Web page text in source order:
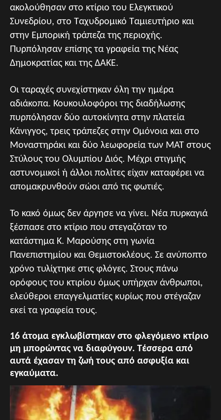
ακολούθησαν στο κτίριο του Ελεγκτικού
Συνεδρίου, στο Ταχυδρομικό Ταμιευτήριο και
στην Εμπορική τράπεζα της περιοχής.
Πυρπόλησαν επίσης τα γραφεία της Νέας
Δημοκρατίας και της ΔΑΚΕ.
Οι ταραχές συνεχίστηκαν όλη την ημέρα
αδιάκοπα. Κουκουλοφόροι της διαδήλωσης
πυρπόλησαν δύο αυτοκίνητα στην πλατεία
Κάνιγγος, τρεις τράπεζες στην Ομόνοια και στο
Μοναστηράκι και δύο λεωφορεία των ΜΑΤ στους
Στύλους του Ολυμπίου Διός. Μέχρι στιγμής
αστυνομικοί ή άλλοι πολίτες είχαν καταφέρει να
απομακρυνθούν σώοι από τις φωτιές.
Το κακό όμως δεν άργησε να γίνει. Νέα πυρκαγιά
ξέσπασε στο κτίριο που στεγαζόταν το
κατάστημα Κ. Μαρούσης στη γωνία
Πανεπιστημίου και Θεμιστοκλέους. Σε ανύποπτο
χρόνο τυλίχτηκε στις φλόγες. Στους πάνω
ορόφους του κτιρίου όμως υπήρχαν άνθρωποι,
ελεύθεροι επαγγελματίες κυρίως που στέγαζαν
εκεί τα γραφεία τους.
16 άτομα εγκλωβίστηκαν στο φλεγόμενο κτίριο
μη μπορώντας να διαφύγουν. Τέσσερα από
αυτά έχασαν τη ζωή τους από ασφυξία και
εγκαύματα.